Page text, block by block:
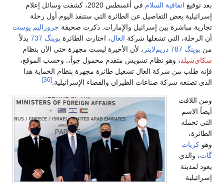
بعد توقيع اتفاقية السلام
في أغسطس 2020، كشفت وسائل إعلام
إسرائيلية بعض التفاصيل عن الطائرة التي ستنفذ اليوم أول رحلة
تجارية مباشرة بين إسرائيل والإمارات. ذكرت صحيفة جروزاليم پوست
أن الرحلة، التي تشغلها شركة العال، اختارت الطائرة بوينگ 737
بدلاً
من بوينگ 787 دريم‌لاينر
، لأن الأخيرة ليست مجهزة حتى الآن بنظام
سكاي‌شيلد، وهو نظام تشويش متقدم محمول جواً،. وحسب الموقع،
فإنه طلب من شركة العال تشغيل طائرة مجهزة بنظام الحماية هذا
الذي تصنعه شركة صناعات الطيران والفضاء الإسرائيلية. [36]
ومن اللافت
أيضاً الاسم
التي تحمله
الطائرة،
وهو كريات
گات، والذي
يعود لمدينة
إسرائيلية